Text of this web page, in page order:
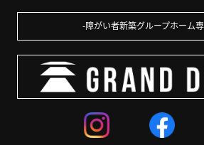
障がい者新築グループホーム